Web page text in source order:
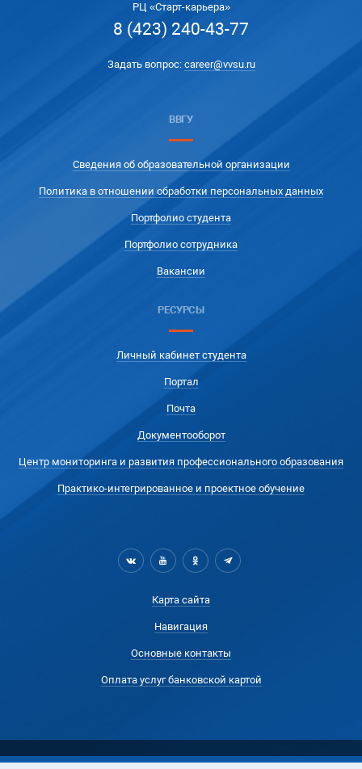
РЦ «Старт-карьера»
8 (423) 240-43-77
Задать вопрос: career@vvsu.ru
ВВГУ
Сведения об образовательной организации
Политика в отношении обработки персональных данных
Портфолио студента
Портфолио сотрудника
Вакансии
РЕСУРСЫ
Личный кабинет студента
Портал
Почта
Документооборот
Центр мониторинга и развития профессионального образования
Практико-интегрированное и проектное обучение
Карта сайта
Навигация
Основные контакты
Оплата услуг банковской картой